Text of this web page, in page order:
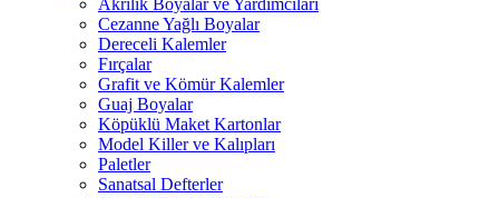
Akrilik Boyalar ve Yardımcıları
Cezanne Yağlı Boyalar
Dereceli Kalemler
Fırçalar
Grafit ve Kömür Kalemler
Guaj Boyalar
Köpüklü Maket Kartonlar
Model Killer ve Kalıpları
Paletler
Sanatsal Defterler